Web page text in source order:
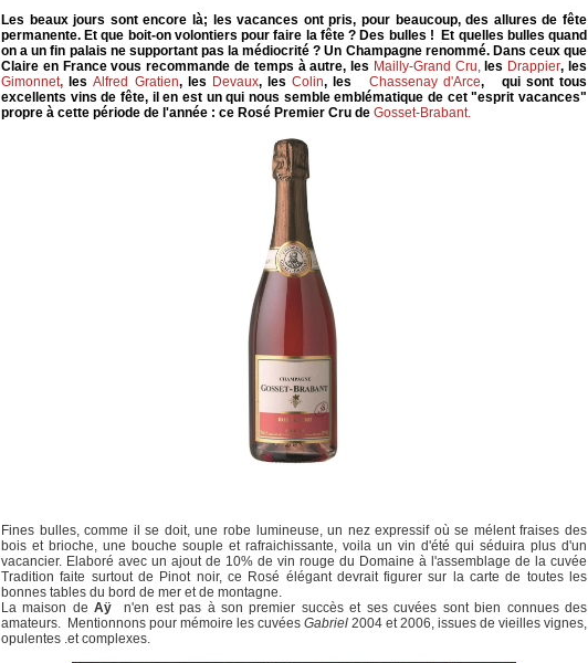
Les beaux jours sont encore là; les vacances ont pris, pour beaucoup, des allures de fête
permanente. Et que boit-on volontiers pour faire la fête ? Des bulles ! Et quelles bulles quand
on a un fin palais ne supportant pas la médiocrité ? Un Champagne renommé. Dans ceux que
Claire en France vous recommande de temps à autre, les Mailly-Grand Cru,les Drappier, les
Gimonnet, lesAlfred Gratien, les Devaux, lesColin, les Chassenay d'Arce, qui sont tous
excellents vins de fête, il en est un qui nous semble emblématique de cet "esprit vacances"
propre à cette période de l'année : ce Rosé Premier Cru de Gosset-Brabant.
Fines bulles, comme il se doit, une robe lumineuse, un nez expressif où se mélent fraises des
bois et brioche, une bouche souple et rafraichissante, voila un vin d'été qui séduira plus d'un
vacancier. Elaboré avec un ajout de 10% de vin rouge du Domaine à l'assemblage de la cuvée
Tradition faite surtout de Pinot noir, ce Rosé élégant devrait figurer sur la carte de toutes les
bonnes tables du bord de mer et de montagne.
La maison deAÿ n'en est pas à son premier succès et ses cuvées sont bien connues des
amateurs. Mentionnons pour mémoire les cuvées Gabriel 2004 et 2006, issues de vieilles vignes,
opulentes .et complexes.